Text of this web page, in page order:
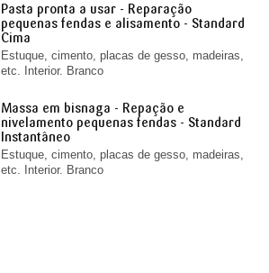
Pasta pronta a usar - Reparação
pequenas fendas e alisamento - Standard
Cima
Estuque, cimento, placas de gesso, madeiras,
etc. Interior. Branco
Massa em bisnaga - Repação e
nivelamento pequenas fendas - Standard
Instantâneo
Estuque, cimento, placas de gesso, madeiras,
etc. Interior. Branco